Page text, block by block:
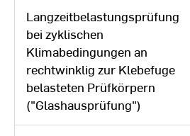
Langzeitbelastungsprüfung
bei zyklischen
Klimabedingungen an
rechtwinklig zur Klebefuge
belasteten Prüfkörpern
("Glashausprüfung")